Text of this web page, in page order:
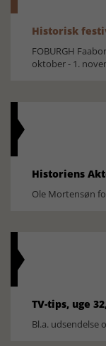
Historisk
FOBURGH
oktober - 1.
Historiens
Ole Mortensøn
TV-tips, uge
Bl.a. udsendelse